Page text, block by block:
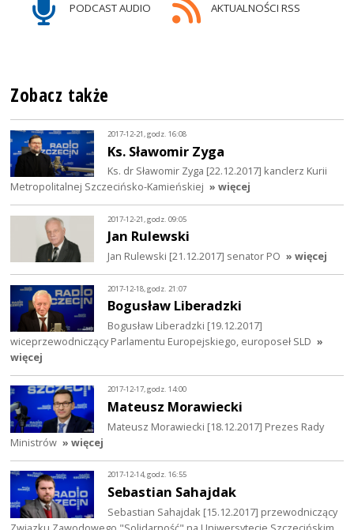
PODCAST AUDIO AKTUALNOŚCI RSS
Zobacz także
2017-12-21, godz. 16:08
Ks. Sławomir Zyga
Ks. dr Sławomir Zyga [22.12.2017] kanclerz Kurii
Metropolitalnej Szczecińsko-Kamieńskiej » więcej
2017-12-21, godz. 09:05
Jan Rulewski
Jan Rulewski [21.12.2017] senator PO » więcej
2017-12-18, godz. 21:07
Bogusław Liberadzki
Bogusław Liberadzki [19.12.2017]
wiceprzewodniczący Parlamentu Europejskiego, europoseł SLD »
więcej
2017-12-17, godz. 14:00
Mateusz Morawiecki
Mateusz Morawiecki [18.12.2017] Prezes Rady
Ministrów » więcej
2017-12-14, godz. 16:55
Sebastian Sahajdak
Sebastian Sahajdak [15.12.2017] przewodniczący